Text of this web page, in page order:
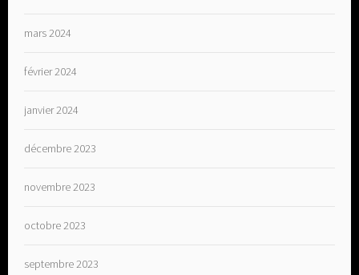
mars 2024
février 2024
janvier 2024
décembre 2023
novembre 2023
octobre 2023
septembre 2023